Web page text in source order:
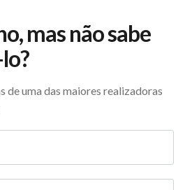
mas não sabe
de uma das maiores realizadoras